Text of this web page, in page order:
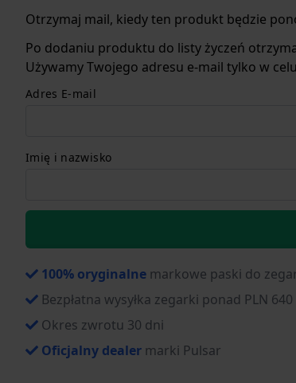
Otrzymaj mail, kiedy ten produkt będzie
Po dodaniu produktu do listy życzeń
Używamy Twojego adresu e-mail tylko w
Adres E-mail
Imię i nazwisko
100% oryginalne markowe paski do
Bezpłatna wysyłka zegarki ponad PLN 640
Okres zwrotu 30 dni
Oficjalny dealer marki Pulsar